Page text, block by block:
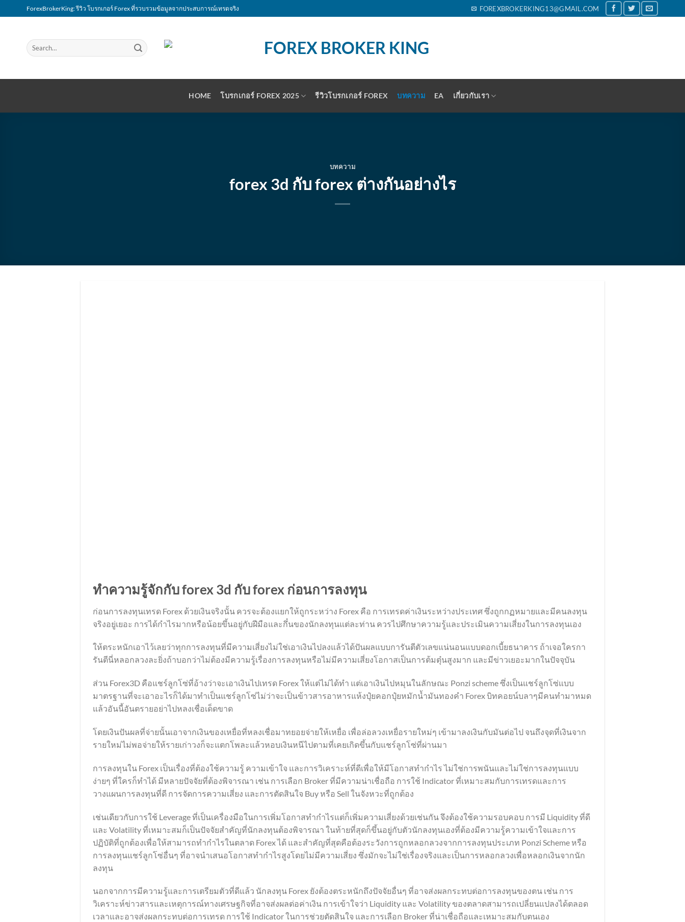
to
ForexBrokerKing: รีวิว โบรกเกอร์ Forex ที่รวบรวมข้อมูลจากประสบการณ์เทรดจริง FOREXBROKERKING13@GMAIL.COM
HOME โบรกเกอร์ FOREX 2025 รีวิวโบรกเกอร์ FOREX บทความ EA เกี่ยวกับเรา
บทความ
forex 3d กับ forex ต่างกันอย่างไร
ทำความรู้จักกับ forex 3d กับ forex ก่อนการลงทุน
ก่อนการลงทุนเทรด Forex ด้วยเงินจริงนั้น ควรจะต้องแยกให้ถูกระหว่าง Forex คือ การเทรดค่าเงินระหว่างประเทศ ซึ่งถูกกฏหมายและมีคนลงทุน
จริงอยู่เยอะ การได้กำไรมากหรือน้อยขึ้นอยู่กับฝีมือและกึ๋นของนักลงทุนแต่ละท่าน ควรไปศึกษาความรู้และประเมินความเสี่ยงในการลงทุนเอง
ให้ตระหนักเอาไว้เลยว่าทุกการลงทุนที่มีความเสี่ยงไม่ใช่เอาเงินไปลงแล้วได้ปันผลแบบการันตีตัวเลขแน่นอนแบบดอกเบี้ยธนาคาร ถ้าเจอใครกา
รันตีนี่หลอกลวงละยิ่งถ้าบอกว่าไม่ต้องมีความรู้เรื่องการลงทุนหรือไม่มีความเสี่ยงโอกาสเป็นการต้มตุ๋นสูงมาก และมีข่าวเยอะมากในปัจจุบัน
ส่วน Forex3D คือแชร์ลูกโซ่ที่อ้างว่าจะเอาเงินไปเทรด Forex ให้แต่ไม่ได้ทำ แต่เอาเงินไปหมุนในลักษณะ Ponzi scheme ซึ่งเป็นแชร์ลูกโซ่แบบ
มาตรฐานที่จะเอาอะไรก็ได้มาทำเป็นแชร์ลูกโซ่ไม่ว่าจะเป็นข้าวสารอาหารแห้งปุ๋ยคอกปุ๋ยหมักน้ำมันทองคำ Forex บิทคอยน์บลาๆมีคนทำมาหมด
แล้วอันนี้อันตรายอย่าไปหลงเชื่อเด็ดขาด
โดยเงินปันผลที่จ่ายนั้นเอาจากเงินของเหยื่อที่หลงเชื่อมาทยอยจ่ายให้เหยื่อ เพื่อล่อลวงเหยื่อรายใหม่ๆ เข้ามาลงเงินกับมันต่อไป จนถึงจุดที่เงินจาก
รายใหม่ไม่พอจ่ายให้รายเก่าวงก็จะแตกโพละแล้วหอบเงินหนีไปตามที่เคยเกิดขึ้นกับแชร์ลูกโซ่ที่ผ่านมา
การลงทุนใน Forex เป็นเรื่องที่ต้องใช้ความรู้ ความเข้าใจ และการวิเคราะห์ที่ดีเพื่อให้มีโอกาสทำกำไร ไม่ใช่การพนันและไม่ใช่การลงทุนแบบ
ง่ายๆ ที่ใครก็ทำได้ มีหลายปัจจัยที่ต้องพิจารณา เช่น การเลือก Broker ที่มีความน่าเชื่อถือ การใช้ Indicator ที่เหมาะสมกับการเทรดและการ
วางแผนการลงทุนที่ดี การจัดการความเสี่ยง และการตัดสินใจ Buy หรือ Sell ในจังหวะที่ถูกต้อง
เช่นเดียวกับการใช้ Leverage ที่เป็นเครื่องมือในการเพิ่มโอกาสทำกำไรแต่ก็เพิ่มความเสี่ยงด้วยเช่นกัน จึงต้องใช้ความรอบคอบ การมี Liquidity ที่ดี
และ Volatility ที่เหมาะสมก็เป็นปัจจัยสำคัญที่นักลงทุนต้องพิจารณา ในท้ายที่สุดก็ขึ้นอยู่กับตัวนักลงทุนเองที่ต้องมีความรู้ความเข้าใจและการ
ปฏิบัติที่ถูกต้องเพื่อให้สามารถทำกำไรในตลาด Forex ได้ และสำคัญที่สุดคือต้องระวังการถูกหลอกลวงจากการลงทุนประเภท Ponzi Scheme หรือ
การลงทุนแชร์ลูกโซ่อื่นๆ ที่อาจนำเสนอโอกาสทำกำไรสูงโดยไม่มีความเสี่ยง ซึ่งมักจะไม่ใช่เรื่องจริงและเป็นการหลอกลวงเพื่อหลอกเงินจากนัก
ลงทุน
นอกจากการมีความรู้และการเตรียมตัวที่ดีแล้ว นักลงทุน Forex ยังต้องตระหนักถึงปัจจัยอื่นๆ ที่อาจส่งผลกระทบต่อการลงทุนของตน เช่น การ
วิเคราะห์ข่าวสารและเหตุการณ์ทางเศรษฐกิจที่อาจส่งผลต่อค่าเงิน การเข้าใจว่า Liquidity และ Volatility ของตลาดสามารถเปลี่ยนแปลงได้ตลอด
เวลาและอาจส่งผลกระทบต่อการเทรด การใช้ Indicator ในการช่วยตัดสินใจ และการเลือก Broker ที่น่าเชื่อถือและเหมาะสมกับตนเอง